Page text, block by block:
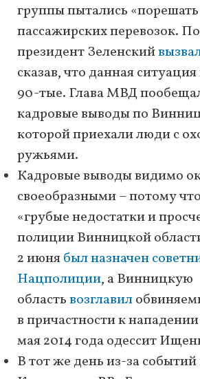
группы пытались
пассажирских перевозок.
президент Зеленский
сказав, что данная
90-тые. Глава МВД
кадровые выводы по
которой приехали люди с
ружьями.
Кадровые выводы видимо
своеобразными – потому
«грубые недостатки и
полиции Винницкой
2 июнябыл назначен
Нацполиции, а Винницкую
областьвозглавил
в причастности к
мая 2014 года одессит
В тот же день из-за событий